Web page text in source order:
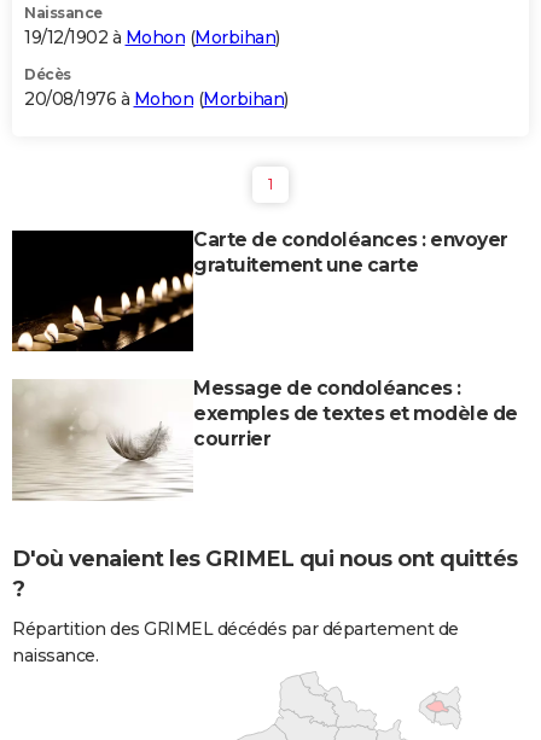
Naissance
19/12/1902 à Mohon (Morbihan)
Décès
20/08/1976 à Mohon (Morbihan)
1
Carte de condoléances : envoyer
gratuitement une carte
Message de condoléances :
exemples de textes et modèle de
courrier
D'où venaient les GRIMEL qui nous ont quittés
?
Répartition des GRIMEL décédés par département de
naissance.